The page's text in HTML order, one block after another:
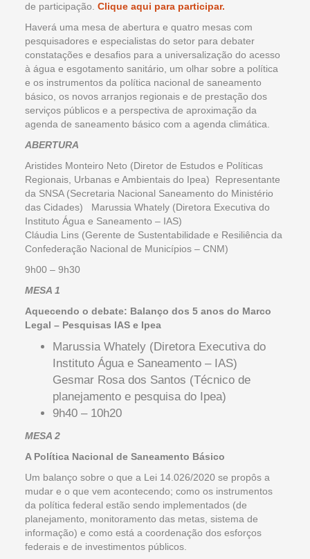
de participação. Clique aqui para participar.
Haverá uma mesa de abertura e quatro mesas com
pesquisadores e especialistas do setor para debater
constatações e desafios para a universalização do acesso
à água e esgotamento sanitário, um olhar sobre a política
e os instrumentos da política nacional de saneamento
básico, os novos arranjos regionais e de prestação dos
serviços públicos e a perspectiva de aproximação da
agenda de saneamento básico com a agenda climática.
ABERTURA
Aristides Monteiro Neto (Diretor de Estudos e Políticas
Regionais, Urbanas e Ambientais do Ipea) Representante
da SNSA (Secretaria Nacional Saneamento do Ministério
das Cidades) Marussia Whately (Diretora Executiva do
Instituto Água e Saneamento – IAS)
Cláudia Lins (Gerente de Sustentabilidade e Resiliência da
Confederação Nacional de Municípios – CNM)
9h00 – 9h30
MESA 1
Aquecendo o debate: Balanço dos 5 anos do Marco
Legal – Pesquisas IAS e Ipea
Marussia Whately (Diretora Executiva do
Instituto Água e Saneamento – IAS)
Gesmar Rosa dos Santos (Técnico de
planejamento e pesquisa do Ipea)
9h40 – 10h20
MESA 2
A Política Nacional de Saneamento Básico
Um balanço sobre o que a Lei 14.026/2020 se propôs a
mudar e o que vem acontecendo; como os instrumentos
da política federal estão sendo implementados (de
planejamento, monitoramento das metas, sistema de
informação) e como está a coordenação dos esforços
federais e de investimentos públicos.